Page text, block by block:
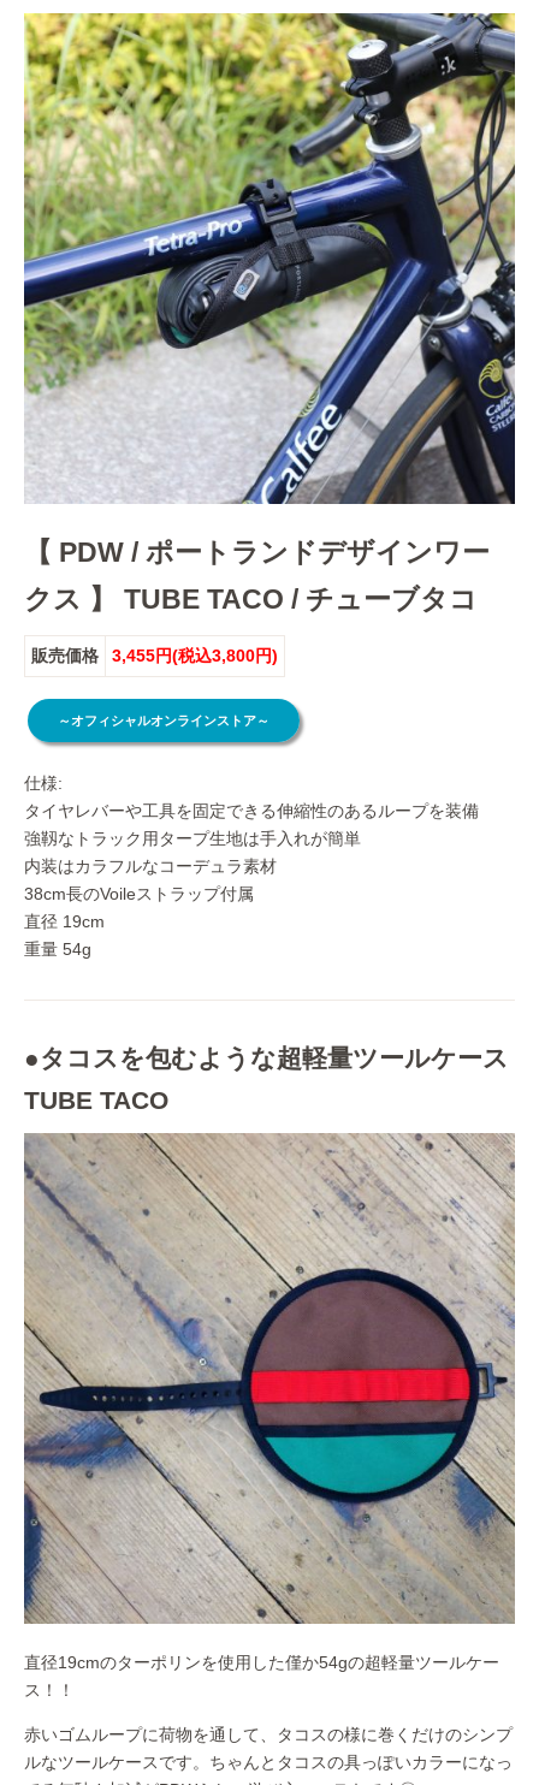
【 PDW / ポートランドデザインワー
クス 】 TUBE TACO / チューブタコ
販売価格 3,455円(税込3,800円)
～オフィシャルオンラインストア～
仕様:
タイヤレバーや工具を固定できる伸縮性のあるループを装備
強靱なトラック用タープ生地は手入れが簡単
内装はカラフルなコーデュラ素材
38cm長のVoileストラップ付属
直径 19cm
重量 54g
●タコスを包むような超軽量ツールケース
TUBE TACO
直径19cmのターポリンを使用した僅か54gの超軽量ツールケー
ス！！
赤いゴムループに荷物を通して、タコスの様に巻くだけのシンプ
ルなツールケースです。ちゃんとタコスの具っぽいカラーになっ